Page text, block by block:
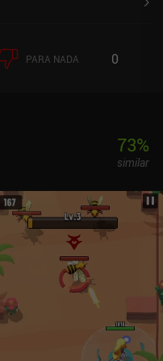
Esto añade un poco de
sus contras es casi
misión. También
con gemas, y otros
moverse entre las
en medio,
sala, puede que acabemos
bajar o ir a la derecha
la inmersión.El estilo
en Enter the Gungeon
de usuario falla en varios
cuántas gemas
mejoras.Dungeon VS Gunner
de pociones, un
que se usan para revivir
PARA NADA 0
73%
similar